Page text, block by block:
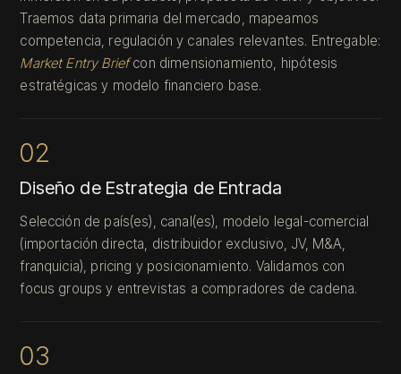
Traemos data primaria del mercado, mapeamos
competencia, regulación y canales relevantes. Entregable:
Market Entry Briefcon dimensionamiento, hipótesis
estratégicas y modelo financiero base.
02
Diseño de Estrategia de Entrada
Selección de país(es), canal(es), modelo legal-comercial
(importación directa, distribuidor exclusivo, JV, M&A,
franquicia), pricing y posicionamiento. Validamos con
focus groups y entrevistas a compradores de cadena.
03